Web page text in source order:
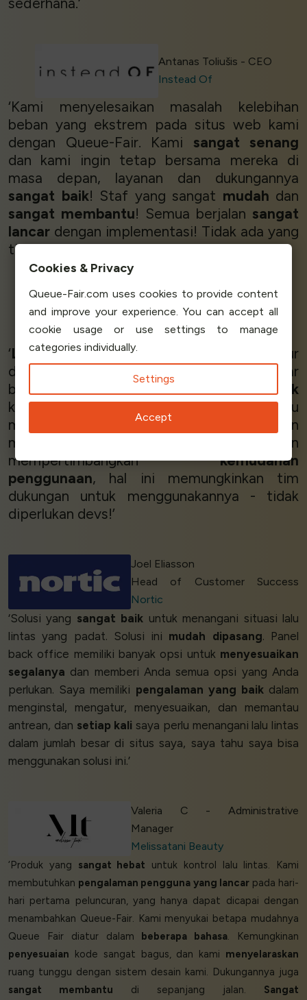
Antanas Toliušis - CEO
Instead Of
‘Kami menyelesaikan masalah kelebihan
beban yang ekstrem pada situs web kami
dengan Queue-Fair. Kami sangat senang
dan kami ingin tetap bersama mereka di
masa depan, layanan dan dukungannya
sangat baik! Staf yang sangat mudah dan
sangat membantu! Semua berjalan sangat
lancar dengan implementasi! Tidak ada yang
tidak disukai dari perusahaan ini!’
Marcus B - Head of IT
Scandinavian Travel
‘Luar biasa!Ramah pengguna,
diatur
dan berjalan - dan komunikasi bisnis yang luar
biasa! Queue-Fair
bekerja dengan baik
ketika keadaan memanas, dan membantu
mengurangi beban situs web tiket. Dengan
membangun Queue-Fair dengan
mempertimbangkankemudahan
penggunaan, hal ini memungkinkan tim
dukungan untuk menggunakannya - tidak
diperlukan devs!’
Joel Eliasson
Head of Customer Success
Nortic
‘Solusi yang sangat baik untuk menangani situasi lalu
lintas yang padat. Solusi ini mudah dipasang. Panel
back office memiliki banyak opsi untuk menyesuaikan
segalanya dan memberi Anda semua opsi yang Anda
perlukan. Saya memiliki pengalaman yang baikdalam
menginstal, mengatur, menyesuaikan, dan memantau
antrean, dan setiap kali saya perlu menangani lalu lintas
dalam jumlah besar di situs saya, saya tahu saya bisa
menggunakan solusi ini.’
Valeria C - Administrative
Manager
Melissatani Beauty
‘Produk yang sangat hebat untuk kontrol lalu lintas. Kami
membutuhkan pengalaman pengguna yang lancarpada hari-
hari pertama peluncuran, yang hanya dapat dicapai dengan
menambahkan Queue-Fair. Kami menyukai betapa mudahnya
Queue Fair diatur dalam beberapa bahasa. Kemungkinan
penyesuaian kode sangat bagus, dan kami menyelaraskan
ruang tunggu dengan sistem desain kami. Dukungannya juga
sangat membantu di sepanjang jalan. Sangat
Accept